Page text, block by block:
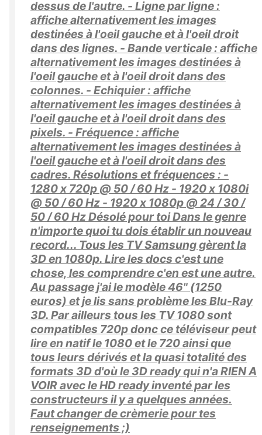
dessus de l'autre. - Ligne par ligne :
affiche alternativement les images
destinées à l'oeil gauche et à l'oeil droit
dans des lignes. - Bande verticale : affiche
alternativement les images destinées à
l'oeil gauche et à l'oeil droit dans des
colonnes. - Echiquier : affiche
alternativement les images destinées à
l'oeil gauche et à l'oeil droit dans des
pixels. - Fréquence : affiche
alternativement les images destinées à
l'oeil gauche et à l'oeil droit dans des
cadres. Résolutions et fréquences : -
1280 x 720p @ 50 / 60 Hz - 1920 x 1080i
@ 50 / 60 Hz - 1920 x 1080p @ 24 / 30 /
50 / 60 Hz Désolé pour toi Dans le genre
n'importe quoi tu dois établir un nouveau
record... Tous les TV Samsung gèrent la
3D en 1080p. Lire les docs c'est une
chose, les comprendre c'en est une autre.
Au passage j'ai le modèle 46" (1250
euros) et je lis sans problème les Blu-Ray
3D. Par ailleurs tous les TV 1080 sont
compatibles 720p donc ce téléviseur peut
lire en natif le 1080 et le 720 ainsi que
tous leurs dérivés et la quasi totalité des
formats 3D d'où le 3D ready qui n'a RIEN A
VOIR avec le HD ready inventé par les
constructeurs il y a quelques années.
Faut changer de crèmerie pour tes
renseignements ;)